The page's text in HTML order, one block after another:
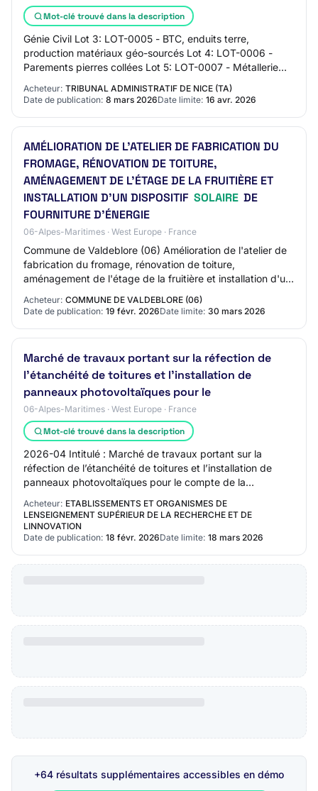
Mot-clé trouvé dans la description
Génie Civil Lot 3: LOT-0005 - BTC, enduits terre,
production matériaux géo-sourcés Lot 4: LOT-0006 -
Parements pierres collées Lot 5: LOT-0007 - Métallerie
Lot 6: LOT-0008 - Menuiseries intérieures L…
Acheteur: TRIBUNAL ADMINISTRATIF DE NICE (TA)
Date de publication: 8 mars 2026Date limite: 16 avr. 2026
AMÉLIORATION DE L'ATELIER DE FABRICATION DU
FROMAGE, RÉNOVATION DE TOITURE,
AMÉNAGEMENT DE L'ÉTAGE DE LA FRUITIÈRE ET
INSTALLATION D'UN DISPOSITIF SOLAIRE DE
FOURNITURE D'ÉNERGIE
06-Alpes-Maritimes · West Europe · France
Commune de Valdeblore (06) Amélioration de l'atelier de
fabrication du fromage, rénovation de toiture,
aménagement de l'étage de la fruitière et installation d'un
Acheteur: COMMUNE DE VALDEBLORE (06)
Date de publication: 19 févr. 2026Date limite: 30 mars 2026
Marché de travaux portant sur la réfection de
l’étanchéité de toitures et l’installation de
panneaux photovoltaïques pour le
06-Alpes-Maritimes · West Europe · France
Mot-clé trouvé dans la description
2026-04 Intitulé : Marché de travaux portant sur la
réfection de l’étanchéité de toitures et l’installation de
panneaux photovoltaïques pour le compte de la
Acheteur: ETABLISSEMENTS ET ORGANISMES DE
LENSEIGNEMENT SUPÉRIEUR DE LA RECHERCHE ET DE
LINNOVATION
Date de publication: 18 févr. 2026Date limite: 18 mars 2026
+64 résultats supplémentaires accessibles en démo